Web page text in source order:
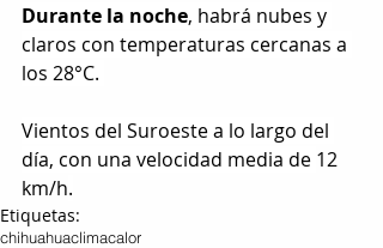
Durante la noche, habrá nubes y
claros con temperaturas cercanas a
los 28°C.
Vientos del Suroeste a lo largo del
día, con una velocidad media de 12
km/h.
Etiquetas:
chihuahuaclimacalor